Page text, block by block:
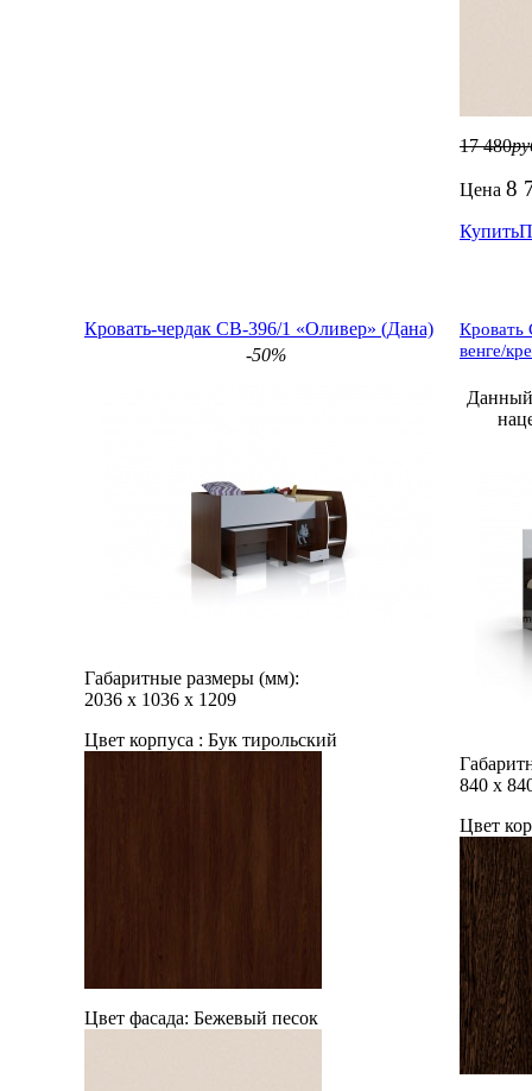
17 480
Цена 8
Купить
Кровать-чердак СВ-396/1 «Оливер» (Дана)
-50%
Габаритные размеры (мм):
2036 х 1036 х 1209
Цвет корпуса : Бук тирольский
Цвет фасада: Бежевый песок
Кровать
венге/
Данный
840 х
Цвет